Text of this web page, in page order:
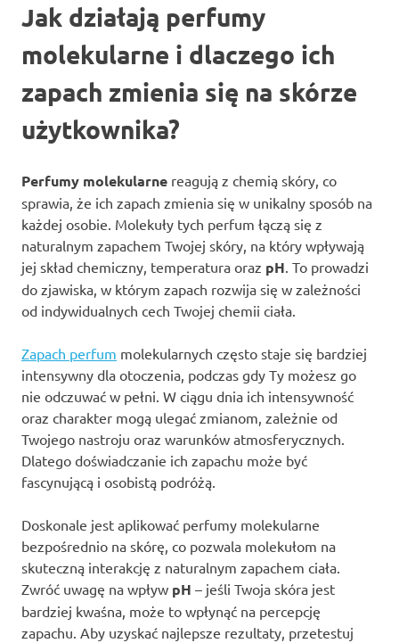
Jak działają perfumy
molekularne i dlaczego ich
zapach zmienia się na skórze
użytkownika?
Perfumy molekularne reagują z chemią skóry, co
sprawia, że ich zapach zmienia się w unikalny sposób na
każdej osobie. Molekuły tych perfum łączą się z
naturalnym zapachem Twojej skóry, na który wpływają
jej skład chemiczny, temperatura oraz pH. To prowadzi
do zjawiska, w którym zapach rozwija się w zależności
od indywidualnych cech Twojej chemii ciała.
Zapach perfum molekularnych często staje się bardziej
intensywny dla otoczenia, podczas gdy Ty możesz go
nie odczuwać w pełni. W ciągu dnia ich intensywność
oraz charakter mogą ulegać zmianom, zależnie od
Twojego nastroju oraz warunków atmosferycznych.
Dlatego doświadczanie ich zapachu może być
fascynującą i osobistą podróżą.
Doskonale jest aplikować perfumy molekularne
bezpośrednio na skórę, co pozwala molekułom na
skuteczną interakcję z naturalnym zapachem ciała.
Zwróć uwagę na wpływ pH – jeśli Twoja skóra jest
bardziej kwaśna, może to wpłynąć na percepcję
zapachu. Aby uzyskać najlepsze rezultaty, przetestuj